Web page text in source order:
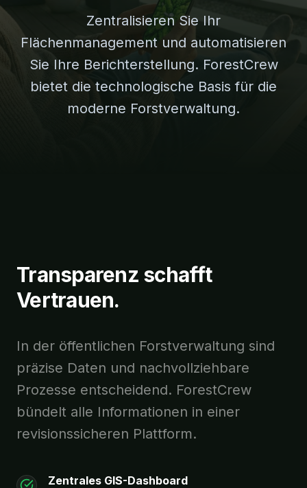
Zentralisieren Sie Ihr
Flächenmanagement und automatisieren
Sie Ihre Berichterstellung. ForestCrew
bietet die technologische Basis für die
moderne Forstverwaltung.
Transparenz schafft
Vertrauen.
In der öffentlichen Forstverwaltung sind
präzise Daten und nachvollziehbare
Prozesse entscheidend. ForestCrew
bündelt alle Informationen in einer
revisionssicheren Plattform.
Zentrales GIS-Dashboard